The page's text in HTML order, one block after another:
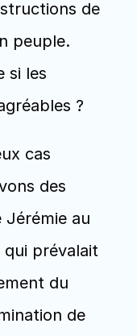
de
peuple.
si les
?
cas
des
Jérémie au
prévalait
du
de